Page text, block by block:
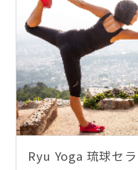
Ryu Yoga 琉球セ